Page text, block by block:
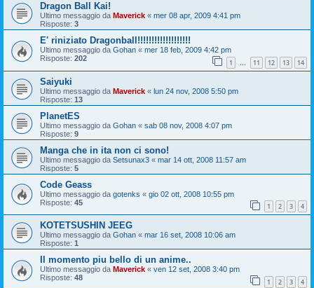
Dragon Ball Kai!
Ultimo messaggio da Maverick « mer 08 apr, 2009 4:41 pm
Risposte: 3
E' riniziato Dragonball!!!!!!!!!!!!!!!!!!!
Ultimo messaggio da Gohan « mer 18 feb, 2009 4:42 pm
Risposte: 202 1 … 11 12 13 14
Saiyuki
Ultimo messaggio da Maverick « lun 24 nov, 2008 5:50 pm
Risposte: 13
PlanetES
Ultimo messaggio da Gohan « sab 08 nov, 2008 4:07 pm
Risposte: 9
Manga che in ita non ci sono!
Ultimo messaggio da Setsunax3 « mar 14 ott, 2008 11:57 am
Risposte: 5
Code Geass
Ultimo messaggio da gotenks « gio 02 ott, 2008 10:55 pm
Risposte: 45 1 2 3 4
KOTETSUSHIN JEEG
Ultimo messaggio da Gohan « mar 16 set, 2008 10:06 am
Risposte: 1
Il momento piu bello di un anime..
Ultimo messaggio da Maverick « ven 12 set, 2008 3:40 pm
Risposte: 48 1 2 3 4